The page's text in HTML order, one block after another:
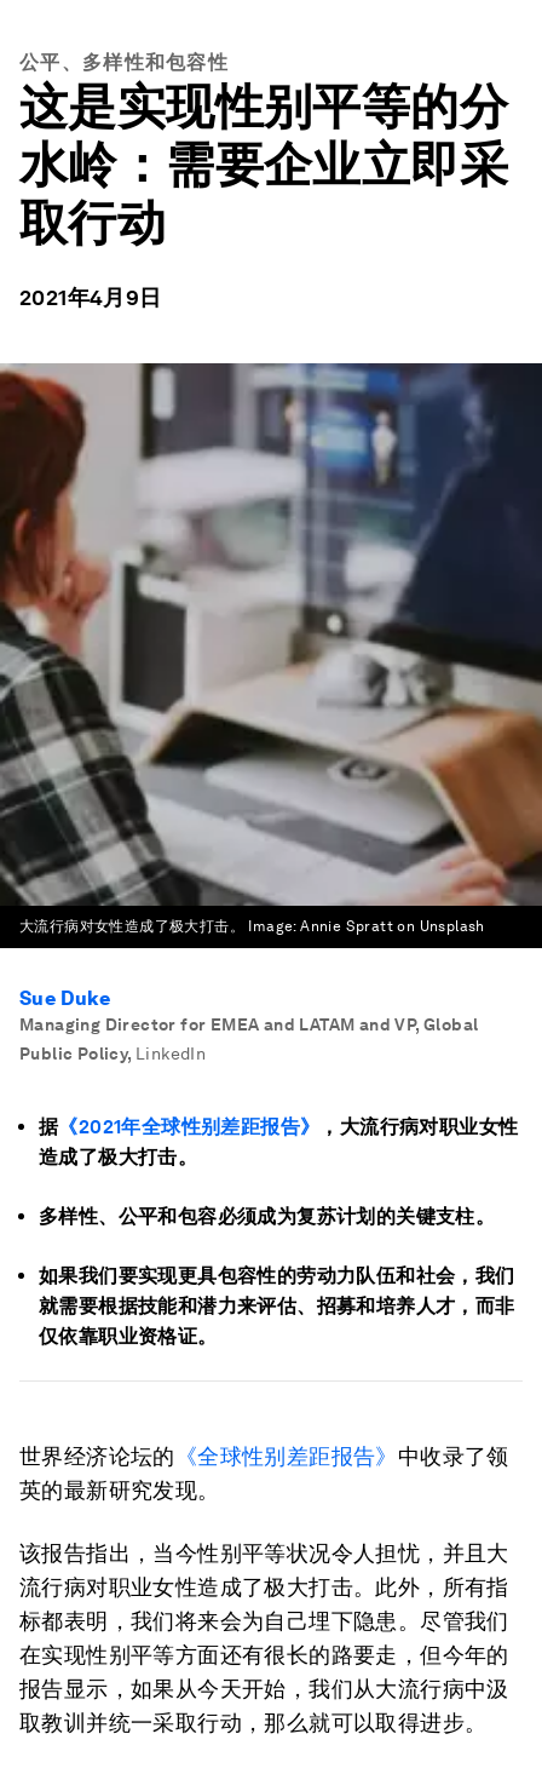
公平、多样性和包容性
这是实现性别平等的分
水岭：需要企业立即采
取行动
2021年4月9日
大流行病对女性造成了极大打击。 Image:Annie Spratt on Unsplash
Sue Duke
Managing Director for EMEA and LATAM and VP, Global
Public Policy, LinkedIn
据《2021年全球性别差距报告》
，大流行病对职业女性
造成了极大打击。
多样性、公平和包容必须成为复苏计划的关键支柱。
如果我们要实现更具包容性的劳动力队伍和社会，我们
就需要根据技能和潜力来评估、招募和培养人才，而非
仅依靠职业资格证。
世界经济论坛的 《全球性别差距报告》 中收录了领
英的最新研究发现。
该报告指出，当今性别平等状况令人担忧，并且大
流行病对职业女性造成了极大打击。此外，所有指
标都表明，我们将来会为自己埋下隐患。尽管我们
在实现性别平等方面还有很长的路要走，但今年的
报告显示，如果从今天开始，我们从大流行病中汲
取教训并统一采取行动，那么就可以取得进步。